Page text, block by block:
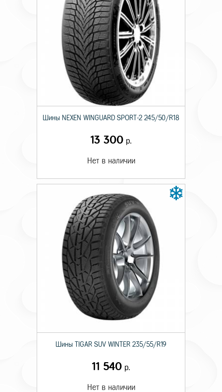
Шины NEXEN WINGUARD SPORT-2 245/50/R18
13 300 р.
Нет в наличии
Шины TIGAR SUV WINTER 235/55/R19
11 540 р.
Нет в наличии